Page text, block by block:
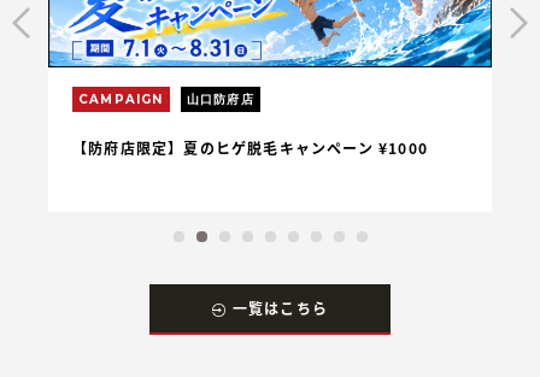
CAMPAIGN 山口防府店
【防府店限定】夏のヒゲ脱毛キャンペーン ¥1000
一覧はこちら